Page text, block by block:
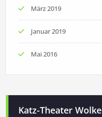
März 2019
Januar 2019
Mai 2016
Katz-Theater Wolke